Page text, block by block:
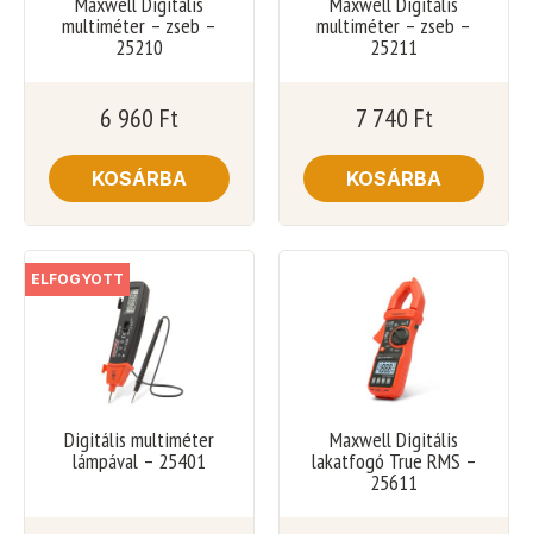
multiméter – zseb –
25210
6 960 Ft
KOSÁRBA
multiméter – zseb –
25211
7 740 Ft
KOSÁRBA
ELFOGYOTT
Digitális multiméter
lámpával – 25401
Maxwell Digitális
lakatfogó True RMS –
25611